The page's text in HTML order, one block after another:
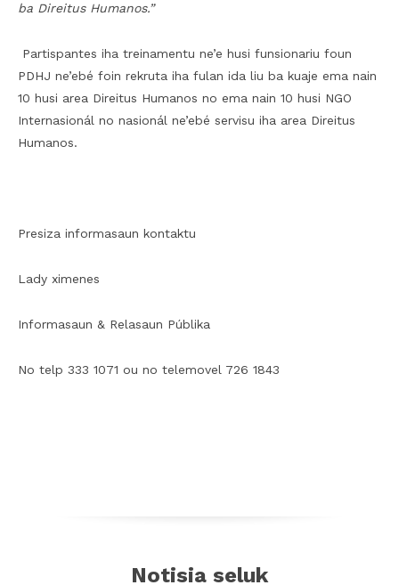
ba Direitus Humanos.”
Partispantes iha treinamentu ne’e husi funsionariu foun
PDHJ ne’ebé foin rekruta iha fulan ida liu ba kuaje ema nain
10 husi area Direitus Humanos no ema nain 10 husi NGO
Internasionál no nasionál ne’ebé servisu iha area Direitus
Humanos.
Presiza informasaun kontaktu
Lady ximenes
Informasaun & Relasaun Públika
No telp 333 1071 ou no telemovel 726 1843
Notisia seluk